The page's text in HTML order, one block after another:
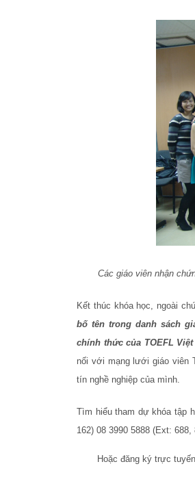
Các giáo viên nhận
Kết thúc khóa học, ngoài
bố tên trong danh sách
chính thức của TOEFL Việt
nối với mạng lưới giáo viên
tín nghề nghiệp của mình.
Tìm hiểu tham dự khóa tập
162) 08 3990 5888 (Ext: 688,
Hoặc đăng ký trực